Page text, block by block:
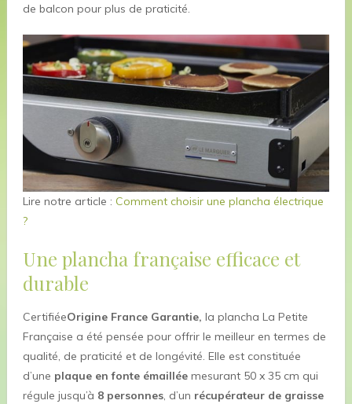
de balcon pour plus de praticité.
Lire notre article : Comment choisir une plancha électrique
?
Une plancha française efficace et
durable
CertifiéeOrigine France Garantie, la plancha La Petite
Française a été pensée pour offrir le meilleur en termes de
qualité, de praticité et de longévité. Elle est constituée
d’une plaque en fonte émailléemesurant 50 x 35 cm qui
régule jusqu’à 8 personnes, d’un récupérateur de graisse